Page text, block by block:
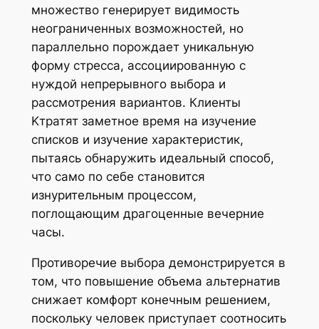
множество генерирует видимость
неограниченных возможностей, но
параллельно порождает уникальную
форму стресса, ассоциированную с
нуждой непрерывного выбора и
рассмотрения вариантов. Клиенты
Kтратят заметное время на изучение
списков и изучение характеристик,
пытаясь обнаружить идеальный способ,
что само по себе становится
изнурительным процессом,
поглощающим драгоценные вечерние
часы.
Противоречие выбора демонстрируется в
том, что повышение объема альтернатив
снижает комфорт конечным решением,
поскольку человек приступает соотносить